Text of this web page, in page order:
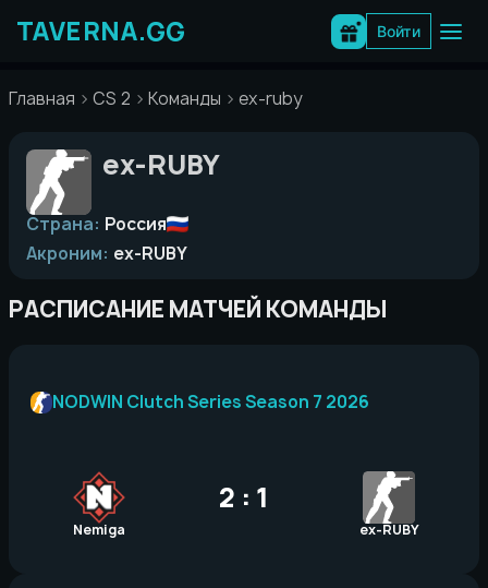
содержимому
Войти
Главная CS 2 Команды ex-ruby
ex-RUBY
Страна: Россия
Акроним: ex-RUBY
РАСПИСАНИЕ МАТЧЕЙ КОМАНДЫ
Nemiga
2 : 1
ex-RUBY
NODWIN Clutch Series Season 7 2026